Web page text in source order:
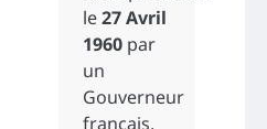
le27 Avril
1960 par
un
Gouverneur
français,